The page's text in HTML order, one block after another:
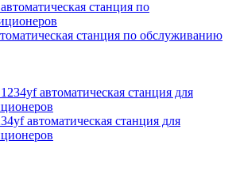
станция по обслуживанию
автоматическая станция для